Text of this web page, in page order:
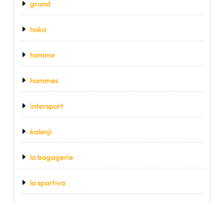
grand
hoka
homme
hommes
intersport
kalenji
la bagagerie
la sportiva